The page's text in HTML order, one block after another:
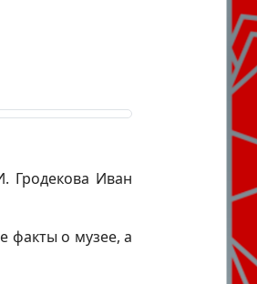
Гродекова Иван
факты о музее, а